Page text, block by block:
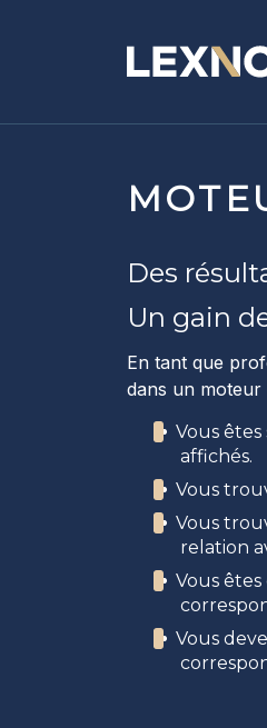
Des
Un gain
En tant que
dans un
Vous
affichés.
Vous
Vous
relation
Vous
Vous